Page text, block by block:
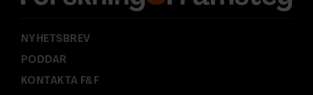
:
NYHETSBREV
PODDAR
KONTAKTA F&F